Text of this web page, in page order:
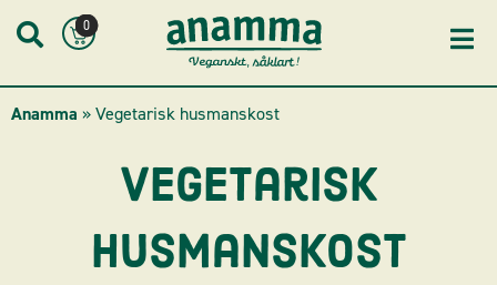
Skip
0
Anamma »Vegetarisk husmanskost
Vegetarisk
husmanskost